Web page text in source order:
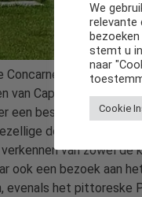
Concarneau en
van Cap-Coz
een beschut terras
dorp. Er zijn
van zowel
ook een bezoek aan
evenals het pittoreske
We
relevante
stemt u
naar
Cookie